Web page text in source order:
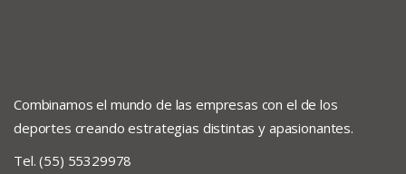
Combinamos el mundo de las empresas con el de los
deportes creando estrategias distintas y apasionantes.
Tel. (55) 55329978